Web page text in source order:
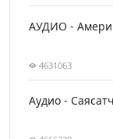
АУДИО -
4631063
Аудио -